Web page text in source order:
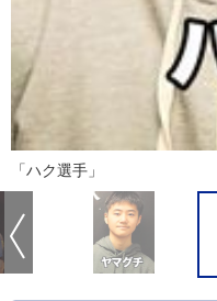
「ハク選手」